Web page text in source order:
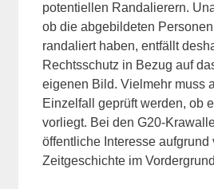
potentiellen Randalierern.
ob die abgebildeten
randaliert haben, entfällt
Rechtsschutz in Bezug auf
eigenen Bild. Vielmehr muss
Einzelfall geprüft werden, ob
vorliegt. Bei den G20-
öffentliche Interesse aufgrund
Zeitgeschichte im